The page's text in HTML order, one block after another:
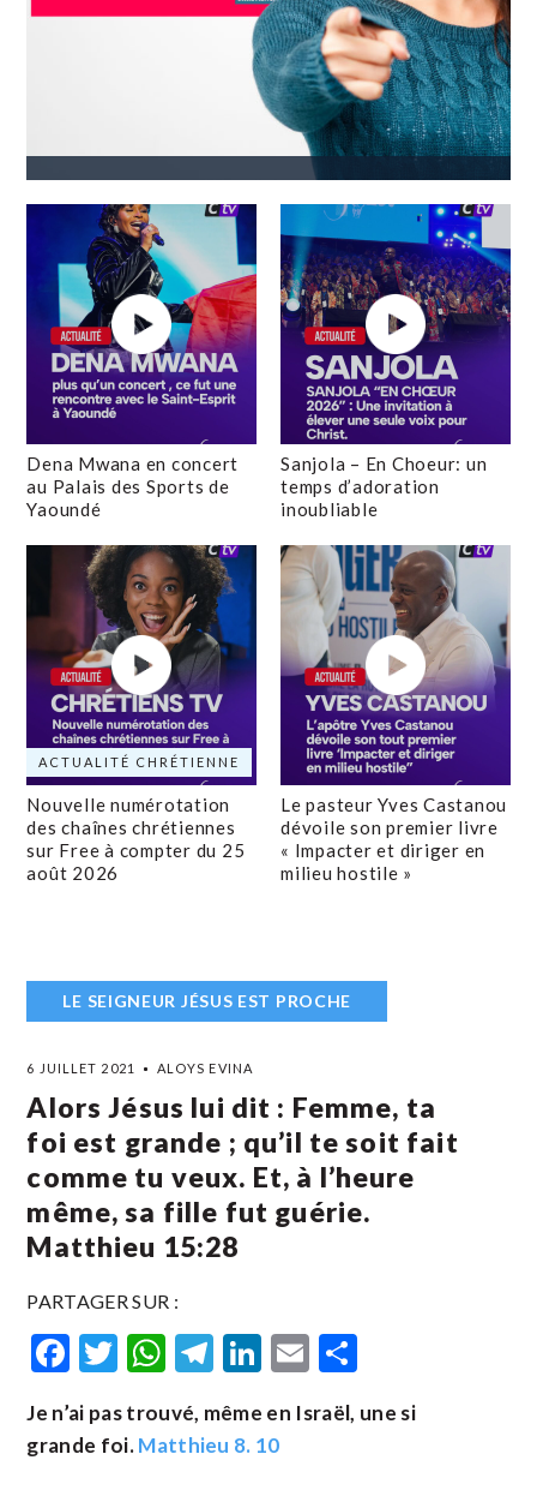
Dena Mwana en concert
au Palais des Sports de
Yaoundé
Sanjola – En Choeur: un
temps d’adoration
inoubliable
ACTUALITÉ CHRÉTIENNE
Nouvelle numérotation
des chaînes chrétiennes
sur Free à compter du 25
août 2026
Le pasteur Yves Castanou
dévoile son premier livre
« Impacter et diriger en
milieu hostile »
LE SEIGNEUR JÉSUS EST PROCHE
6 JUILLET 2021 ALOYS EVINA
Alors Jésus lui dit : Femme, ta
foi est grande ; qu’il te soit fait
comme tu veux. Et, à l’heure
même, sa fille fut guérie.
Matthieu 15:28
PARTAGER SUR :
Facebook
Twitter
WhatsApp
Telegram
LinkedIn
Email
Je n’ai pas trouvé, même en Israël, une si
grande foi.Matthieu 8. 10